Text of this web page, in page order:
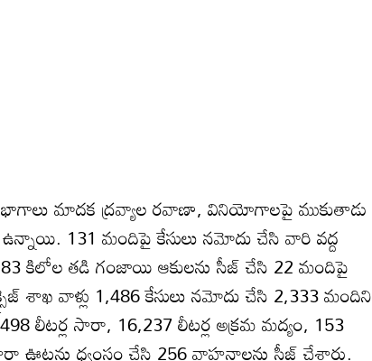
మాదక ద్రవ్యాల రవాణా, వినియోగాలపై ముకుతాడు
ఉన్నాయి. 131 మందిపై కేసులు నమోదు చేసి వారి వద్ద
కిలోల తడి గంజాయి ఆకులను సీజ్‌ చేసి 22 మందిపై
శాఖ వాళ్లు 1,486 కేసులు నమోదు చేసి 2,333 మందిని
లీటర్ల సారా, 16,237 లీటర్ల అక్రమ మద్యం, 153
సారా ఊటను ధ్వంసం చేసి 256 వాహనాలను సీజ్‌ చేశారు.